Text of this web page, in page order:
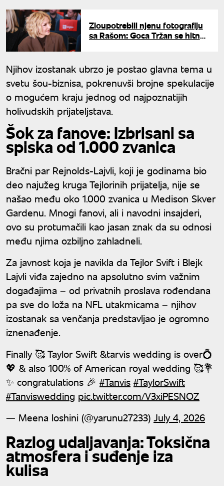
Zloupotrebili njenu fotografiju
sa Rašom: Goca Tržan se hitno
Njihov izostanak ubrzo je postao glavna tema u
svetu šou-biznisa, pokrenuvši brojne spekulacije
o mogućem kraju jednog od najpoznatijih
holivudskih prijateljstava.
Šok za fanove: Izbrisani sa
spiska od 1.000 zvanica
Bračni par Rejnolds-Lajvli, koji je godinama bio
deo najužeg kruga Tejlorinih prijatelja, nije se
našao među oko 1.000 zvanica u Medison Skver
Gardenu. Mnogi fanovi, ali i navodni insajderi,
ovo su protumačili kao jasan znak da su odnosi
među njima ozbiljno zahladneli.
Za javnost koja je navikla da Tejlor Svift i Blejk
Lajvli viđa zajedno na apsolutno svim važnim
događajima – od privatnih proslava rođendana
pa sve do loža na NFL utakmicama – njihov
izostanak sa venčanja predstavljao je ogromno
iznenađenje.
Finally 🥰 Taylor Swift &tarvis wedding is over💍
💖 & also 100% of American royal wedding 🥰💐
✨ congratulations 🎉 #Tanvis #TaylorSwift
#Tanviswedding pic.twitter.com/V3xiPESNOZ
— Meena loshini (@yarunu27233) July 4, 2026
Razlog udaljavanja: Toksična
atmosfera i suđenje iza
kulisa